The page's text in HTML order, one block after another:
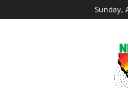
Sunday,